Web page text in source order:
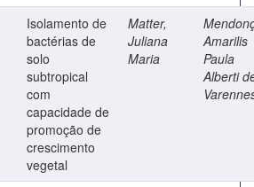
Isolamento de
bactérias de
solo
subtropical
com
capacidade de
promoção de
crescimento
vegetal
Matter,
Juliana
Maria
Amarilis
Paula
Alberti